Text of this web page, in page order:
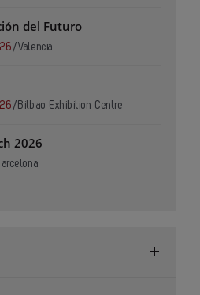
del Futuro
/Valencia
/ Bilbao Exhibition Centre
2026